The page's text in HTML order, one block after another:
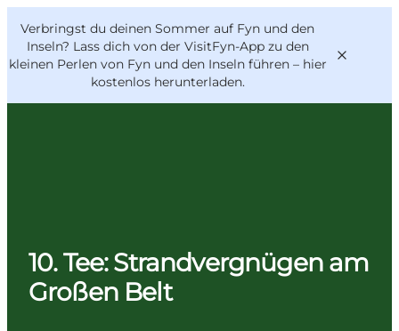
Verbringst du deinen Sommer auf Fyn und den
Inseln? Lass dich von der VisitFyn-App zu den
kleinen Perlen von Fyn und den Inseln führen – hier
kostenlos herunterladen.
Übernachtung
VisitFyn
Deutsch
10. Tee: Strandvergnügen am
Großen Belt